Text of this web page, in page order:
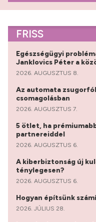
FRISS
Egészségügyi
Janklovics Péter a
2026. AUGUSZTUS 8.
Az automata
csomagolásban
2026. AUGUSZTUS 7.
5 ötlet, ha
partnereiddel
2026. AUGUSZTUS 6.
A kiberbiztonság új
ténylegesen?
2026. AUGUSZTUS 6.
Hogyan építsünk
2026. JÚLIUS 28.